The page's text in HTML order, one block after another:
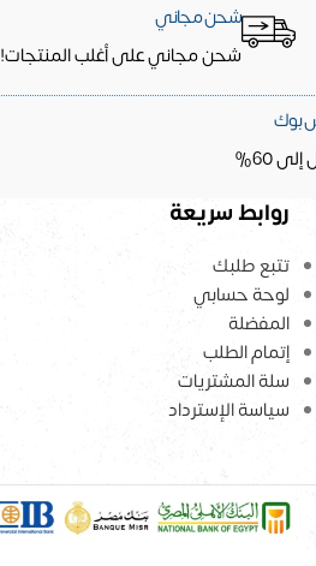
شحن مجاني
شحن مجاني على أغلب المنتجات!
بوك
60%
روابط سريعة
تتبع طلبك
لوحة حسابي
المفضلة
إتمام الطلب
سلة المشتريات
سياسة الإسترداد